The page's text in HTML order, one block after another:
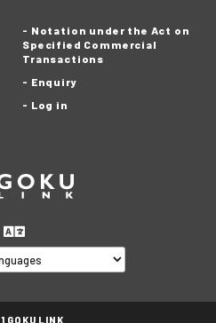
Notation under the Act on
Specified Commercial
Transactions
Enquiry
Log in
GOKU LINK